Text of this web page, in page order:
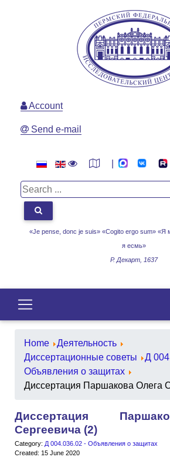
«Je pense, donc je suis» «Cogito ergo sum» «Я
я есмь»
Р. Декарт, 1637
Account
Send e-mail
Home
Деятельность
Диссертационные советы
Д
Объявления о защитах
Диссертация Паршакова Олега
Диссертация
Сергеевича (2)
Category: Д 004.036.02 - Объявления о защитах
Created: 15 June 2020